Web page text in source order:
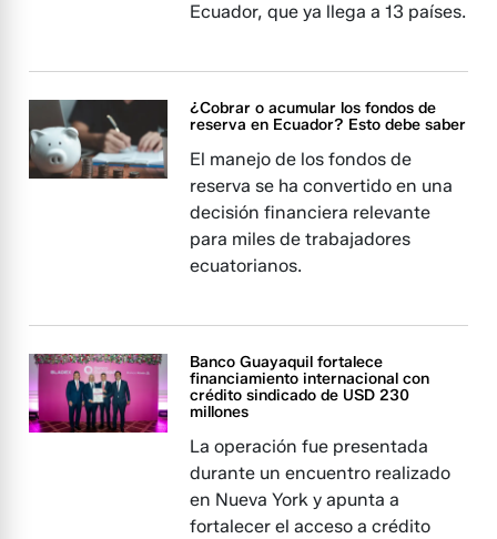
Ecuador, que ya llega a 13 países.
¿Cobrar o acumular los fondos de
reserva en Ecuador? Esto debe saber
El manejo de los fondos de
reserva se ha convertido en una
decisión financiera relevante
para miles de trabajadores
ecuatorianos.
Banco Guayaquil fortalece
financiamiento internacional con
crédito sindicado de USD 230
millones
La operación fue presentada
durante un encuentro realizado
en Nueva York y apunta a
fortalecer el acceso a crédito